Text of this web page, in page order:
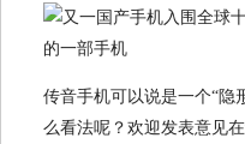
传音手机可以说是一个“隐
么看法呢？欢迎发表意见在